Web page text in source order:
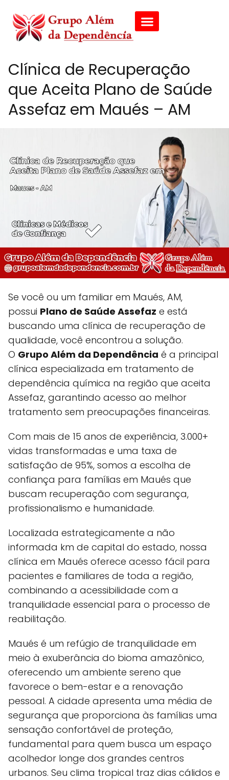
Clínica de Recuperação
que Aceita Plano de Saúde
Assefaz em Maués – AM
Se você ou um familiar em Maués, AM,
possui Plano de Saúde Assefaz e está
buscando uma clínica de recuperação de
qualidade, você encontrou a solução.
O Grupo Além da Dependência é a principal
clínica especializada em tratamento de
dependência química na região que aceita
Assefaz, garantindo acesso ao melhor
tratamento sem preocupações financeiras.
Com mais de 15 anos de experiência, 3.000+
vidas transformadas e uma taxa de
satisfação de 95%, somos a escolha de
confiança para famílias em Maués que
buscam recuperação com segurança,
profissionalismo e humanidade.
Localizada estrategicamente a não
informada km de capital do estado, nossa
clínica em Maués oferece acesso fácil para
pacientes e familiares de toda a região,
combinando a acessibilidade com a
tranquilidade essencial para o processo de
reabilitação.
Maués é um refúgio de tranquilidade em
meio à exuberância do bioma amazônico,
oferecendo um ambiente sereno que
favorece o bem-estar e a renovação
pessoal. A cidade apresenta uma média de
segurança que proporciona às famílias uma
sensação confortável de proteção,
fundamental para quem busca um espaço
acolhedor longe dos grandes centros
urbanos. Seu clima tropical traz dias cálidos e